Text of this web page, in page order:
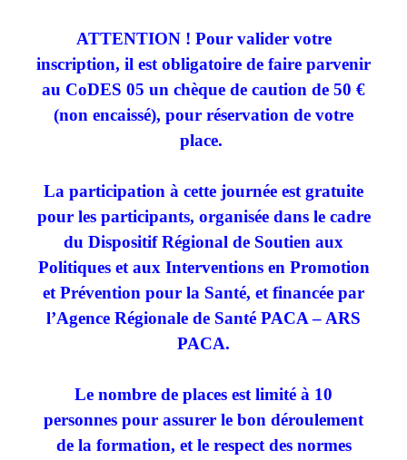
ATTENTION ! Pour valider votre
inscription, il est obligatoire de faire parvenir
au CoDES 05 un chèque de caution de 50 €
(non encaissé), pour réservation de votre
place.
La participation à cette journée est gratuite
pour les participants, organisée dans le cadre
du Dispositif Régional de Soutien aux
Politiques et aux Interventions en Promotion
et Prévention pour la Santé, et financée par
l’Agence Régionale de Santé PACA – ARS
PACA.
Le nombre de places est limité à 10
personnes pour assurer le bon déroulement
de la formation, et le respect des normes